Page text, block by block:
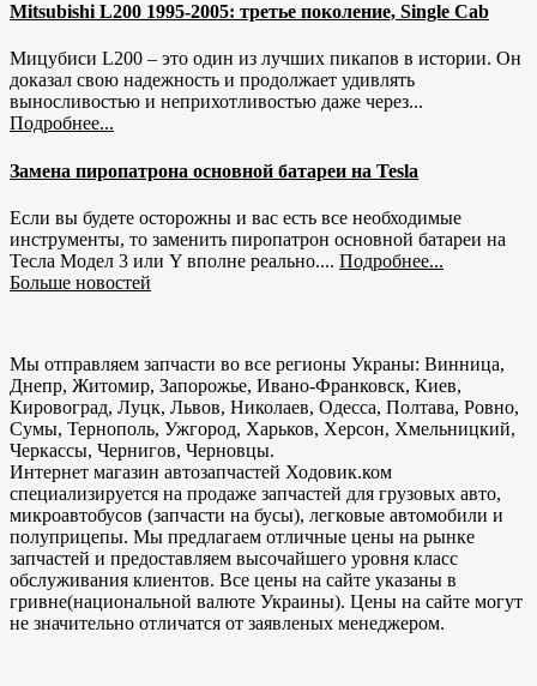
Mitsubishi L200 1995-2005: третье поколение, Single Cab
Мицубиси L200 – это один из лучших пикапов в истории. Он
доказал свою надежность и продолжает удивлять
выносливостью и неприхотливостью даже через...
Подробнее...
Замена пиропатрона основной батареи на Tesla
Если вы будете осторожны и вас есть все необходимые
инструменты, то заменить пиропатрон основной батареи на
Тесла Модел 3 или Y вполне реально.... Подробнее...
Больше новостей
Мы отправляем запчасти во все регионы Украны: Винница,
Днепр, Житомир, Запорожье, Ивано-Франковск, Киев,
Кировоград, Луцк, Львов, Николаев, Одесса, Полтава, Ровно,
Сумы, Тернополь, Ужгород, Харьков, Херсон, Хмельницкий,
Черкассы, Чернигов, Черновцы.
Интернет магазин автозапчастей Ходовик.ком
специализируется на продаже запчастей для грузовых авто,
микроавтобусов (запчасти на бусы), легковые автомобили и
полуприцепы. Мы предлагаем отличные цены на рынке
запчастей и предоставляем высочайшего уровня класс
обслуживания клиентов. Все цены на сайте указаны в
гривне(национальной валюте Украины). Цены на сайте могут
не значительно отличатся от заявленых менеджером.